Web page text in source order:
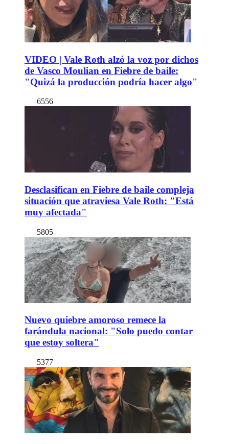
VIDEO | Vale Roth alzó la voz por dichos
de Vasco Moulian en Fiebre de baile:
"Quizá la producción podría hacer algo"
6556
Desclasifican en Fiebre de baile compleja
situación que atraviesa Vale Roth: "Está
muy afectada"
5805
Nuevo quiebre amoroso remece la
farándula nacional: "Solo puedo contar
que estoy soltera"
5377